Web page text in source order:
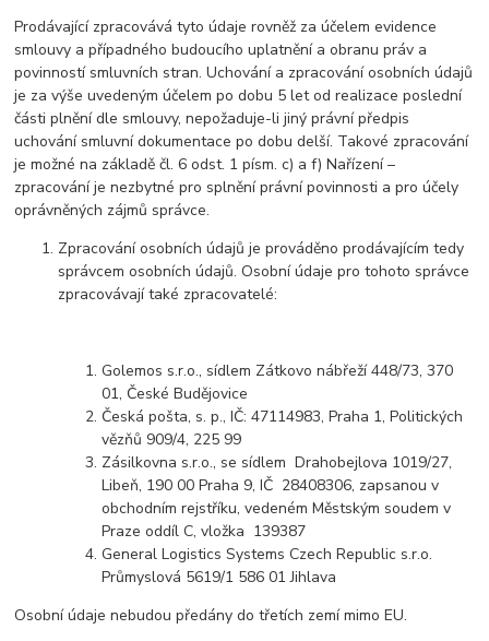
Prodávající zpracovává tyto údaje rovněž za účelem evidence
smlouvy a případného budoucího uplatnění a obranu práv a
povinností smluvních stran. Uchování a zpracování osobních údajů
je za výše uvedeným účelem po dobu 5 let od realizace poslední
části plnění dle smlouvy, nepožaduje-li jiný právní předpis
uchování smluvní dokumentace po dobu delší. Takové zpracování
je možné na základě čl. 6 odst. 1 písm. c) a f) Nařízení –
zpracování je nezbytné pro splnění právní povinnosti a pro účely
oprávněných zájmů správce.
Zpracování osobních údajů je prováděno prodávajícím tedy
správcem osobních údajů. Osobní údaje pro tohoto správce
zpracovávají také zpracovatelé:
Golemos s.r.o., sídlem Zátkovo nábřeží 448/73, 370
01, České Budějovice
Česká pošta, s. p., IČ: 47114983, Praha 1, Politických
vězňů 909/4, 225 99
Zásilkovna s.r.o., se sídlem Drahobejlova 1019/27,
Libeň, 190 00 Praha 9, IČ 28408306, zapsanou v
obchodním rejstříku, vedeném Městským soudem v
Praze oddíl C, vložka 139387
General Logistics Systems Czech Republic s.r.o.
Průmyslová 5619/1 586 01 Jihlava
Osobní údaje nebudou předány do třetích zemí mimo EU.